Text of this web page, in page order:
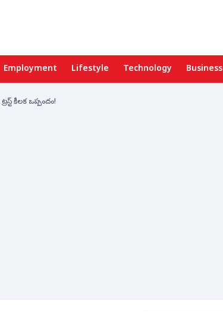
Employment Lifestyle Technology Business
కీలక ఒప్పందం!